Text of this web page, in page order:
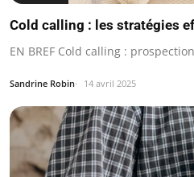
Cold calling : les stratégies
EN BREF Cold calling :
Sandrine Robin 14 avril 2025